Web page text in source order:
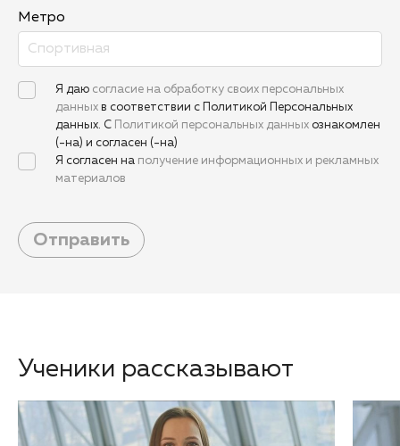
Метро
Я даю согласие на обработку своих персональных
данных в соответствии с Политикой Персональных
данных. С
Политикой персональных данных ознакомлен
(-на) и согласен (-на)
Я согласен на получение информационных и рекламных
материалов
Отправить
Ученики рассказывают